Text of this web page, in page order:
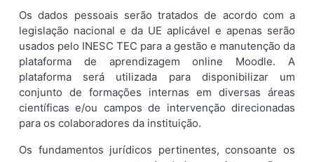
Os dados pessoais serão tratados de acordo com a
legislação nacional e da UE aplicável e apenas serão
usados pelo INESC TEC para a gestão e manutenção da
plataforma de aprendizagem online Moodle. A
plataforma será utilizada para disponibilizar um
conjunto de formações internas em diversas áreas
científicas e/ou campos de intervenção direcionadas
para os colaboradores da instituição.
Os fundamentos jurídicos pertinentes, consoante os